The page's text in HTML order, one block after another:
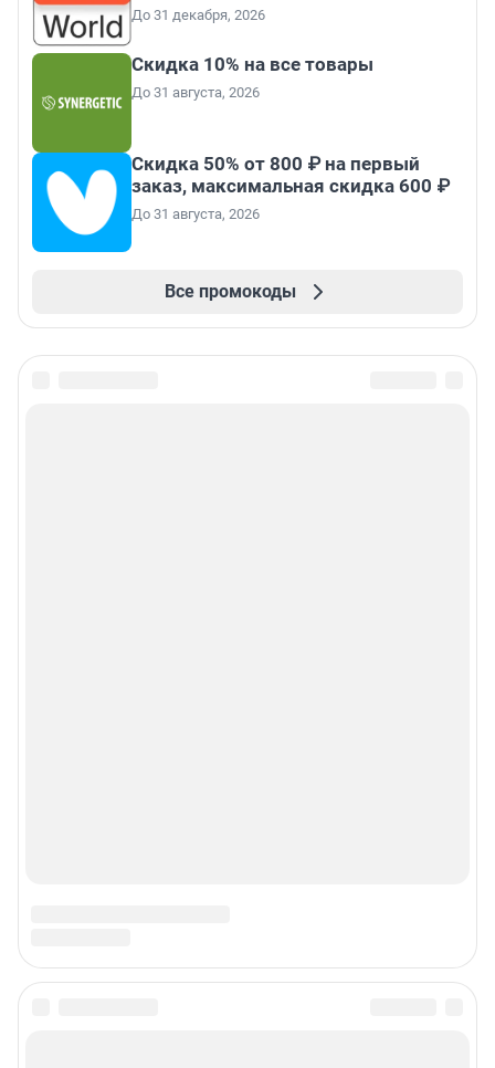
До 31 декабря, 2026
Скидка 10% на все товары
До 31 августа, 2026
Скидка 50% от 800 ₽ на первый
заказ, максимальная скидка 600 ₽
До 31 августа, 2026
Все промокоды